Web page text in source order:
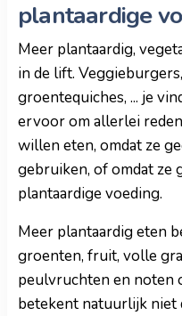
plantaardige
Meer plantaardig,
in de lift.
groentequiches, ... je
ervoor om allerlei
willen eten, omdat ze
gebruiken, of omdat ze
plantaardige voeding.
Meer plantaardig eten
groenten, fruit, volle
peulvruchten en noten
betekent natuurlijk niet